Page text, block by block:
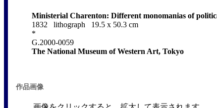
Ministerial Charenton: Different monomanias of
1832 lithograph 19.5 x 50.3 cm
*
G.2000-0059
The National Museum of Western Art, Tokyo
作品画像